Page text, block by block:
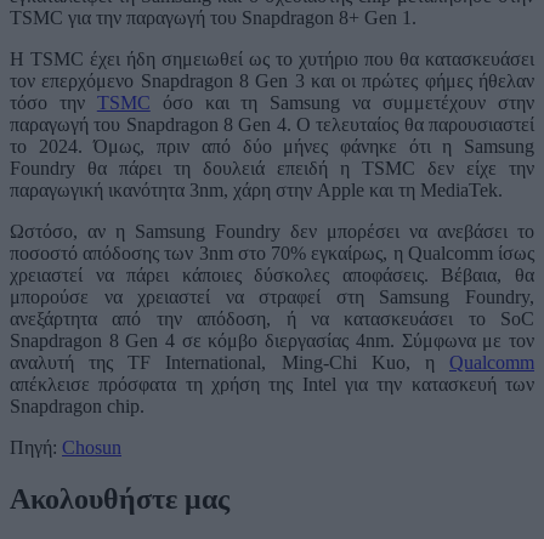
TSMC για την παραγωγή του Snapdragon 8+ Gen 1.
Η TSMC έχει ήδη σημειωθεί ως το χυτήριο που θα κατασκευάσει
τον επερχόμενο Snapdragon 8 Gen 3 και οι πρώτες φήμες ήθελαν
τόσο την TSMC όσο και τη Samsung να συμμετέχουν στην
παραγωγή του Snapdragon 8 Gen 4. Ο τελευταίος θα παρουσιαστεί
το 2024. Όμως, πριν από δύο μήνες φάνηκε ότι η Samsung
Foundry θα πάρει τη δουλειά επειδή η TSMC δεν είχε την
παραγωγική ικανότητα 3nm, χάρη στην Apple και τη MediaTek.
Ωστόσο, αν η Samsung Foundry δεν μπορέσει να ανεβάσει το
ποσοστό απόδοσης των 3nm στο 70% εγκαίρως, η Qualcomm ίσως
χρειαστεί να πάρει κάποιες δύσκολες αποφάσεις. Βέβαια, θα
μπορούσε να χρειαστεί να στραφεί στη Samsung Foundry,
ανεξάρτητα από την απόδοση, ή να κατασκευάσει το SoC
Snapdragon 8 Gen 4 σε κόμβο διεργασίας 4nm. Σύμφωνα με τον
αναλυτή της TF International, Ming-Chi Kuo, η Qualcomm
απέκλεισε πρόσφατα τη χρήση της Intel για την κατασκευή των
Snapdragon chip.
Πηγή: Chosun
Ακολουθήστε μας